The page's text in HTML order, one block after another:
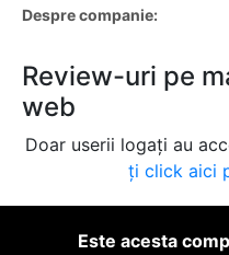
Despre companie:
Review-uri pe
web
Doar userii logați au
ți click aici
Este acesta